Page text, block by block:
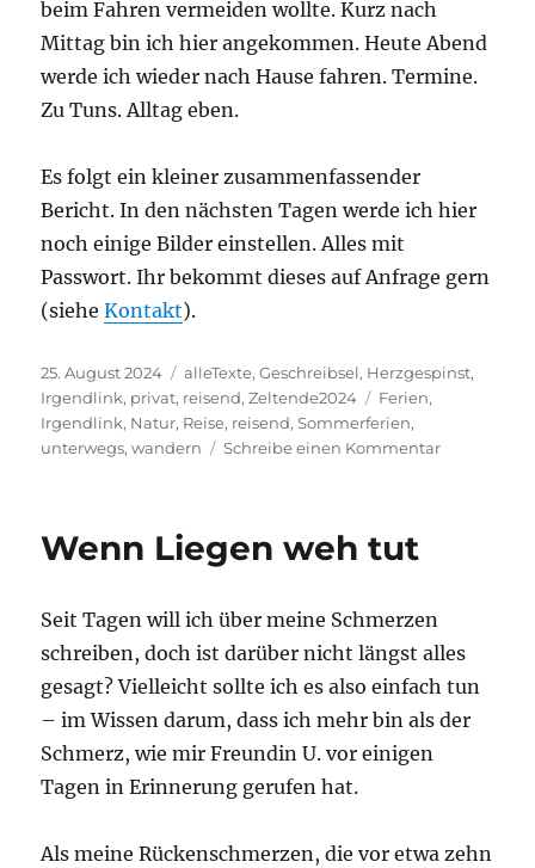
beim Fahren vermeiden wollte. Kurz nach
Mittag bin ich hier angekommen. Heute Abend
werde ich wieder nach Hause fahren. Termine.
Zu Tuns. Alltag eben.
Es folgt ein kleiner zusammenfassender
Bericht. In den nächsten Tagen werde ich hier
noch einige Bilder einstellen. Alles mit
Passwort. Ihr bekommt dieses auf Anfrage gern
(sieheKontakt).
Veröffentlicht
am
25. August 2024 Kategorien
alleTexte,Geschreibsel, Herzgespinst,
Irgendlink, privat, reisend,Zeltende2024 Schlagwörter
Ferien,
Irgendlink, Natur, Reise, reisend,Sommerferien,
unterwegs,wandern Schreibe einen Kommentarzu
Wenn Liegen weh tut
Seit Tagen will ich über meine Schmerzen
schreiben, doch ist darüber nicht längst alles
gesagt? Vielleicht sollte ich es also einfach tun
– im Wissen darum, dass ich mehr bin als der
Schmerz, wie mir Freundin U. vor einigen
Tagen in Erinnerung gerufen hat.
Als meine Rückenschmerzen, die vor etwa zehn